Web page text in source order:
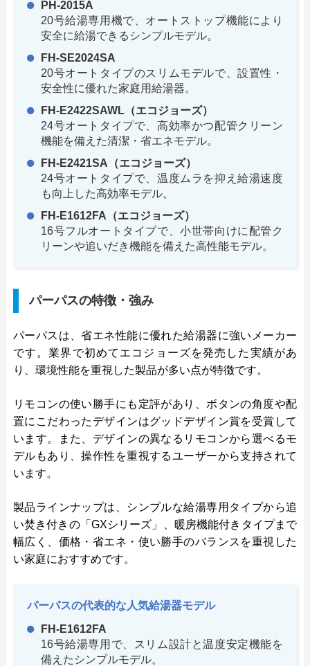
PH-2015A
20号給湯専用機で、オートストップ機能により
安全に給湯できるシンプルモデル。
FH-SE2024SA
20号オートタイプのスリムモデルで、設置性・
安全性に優れた家庭用給湯器。
FH-E2422SAWL（エコジョーズ）
24号オートタイプで、高効率かつ配管クリーン
機能を備えた清潔・省エネモデル。
FH-E2421SA（エコジョーズ）
24号オートタイプで、温度ムラを抑え給湯速度
も向上した高効率モデル。
FH-E1612FA（エコジョーズ）
16号フルオートタイプで、小世帯向けに配管ク
リーンや追いだき機能を備えた高性能モデル。
パーパスの特徴・強み
パーパスは、省エネ性能に優れた給湯器に強いメーカー
です。業界で初めてエコジョーズを発売した実績があ
り、環境性能を重視した製品が多い点が特徴です。
リモコンの使い勝手にも定評があり、ボタンの角度や配
置にこだわったデザインはグッドデザイン賞を受賞して
います。また、デザインの異なるリモコンから選べるモ
デルもあり、操作性を重視するユーザーから支持されて
います。
製品ラインナップは、シンプルな給湯専用タイプから追
い焚き付きの「GXシリーズ」、暖房機能付きタイプまで
幅広く、価格・省エネ・使い勝手のバランスを重視した
い家庭におすすめです。
パーパスの代表的な人気給湯器モデル
FH-E1612FA
16号給湯専用で、スリム設計と温度安定機能を
備えたシンプルモデル。